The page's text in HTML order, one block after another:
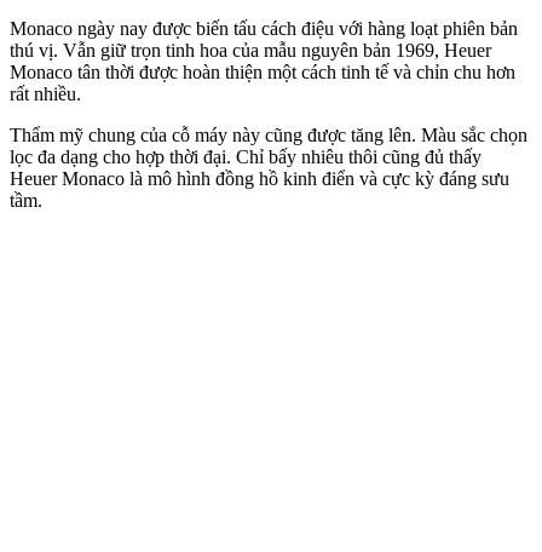
Monaco ngày nay được biến tấu cách điệu với hàng loạt phiên bản
thú vị. Vẫn giữ trọn tinh hoa của mẫu nguyên bản 1969, Heuer
Monaco tân thời được hoàn thiện một cách tinh tế và chỉn chu hơn
rất nhiều.
Thẩm mỹ chung của cỗ máy này cũng được tăng lên. Màu sắc chọn
lọc đa dạng cho hợp thời đại. Chỉ bấy nhiêu thôi cũng đủ thấy
Heuer Monaco là mô hình đồng hồ kinh điển và cực kỳ đáng sưu
tầm.